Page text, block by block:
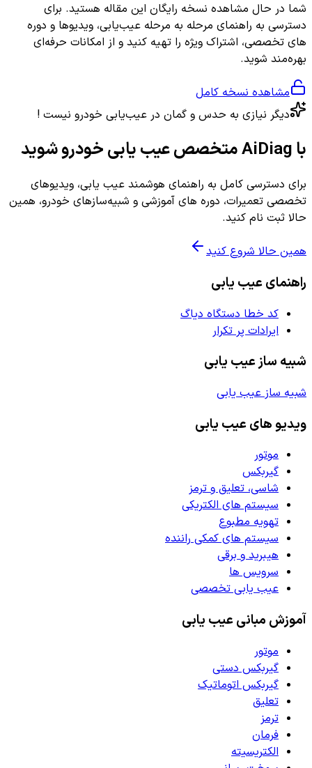
شما در حال مشاهده نسخه رایگان این مقاله هستید. برای
دسترسی به راهنمای مرحله به مرحله عیب‌یابی، ویدیوها و دوره
های تخصصی، اشتراک ویژه را تهیه کنید و از امکانات حرفه‌ای
بهره‌مند شوید.
مشاهده نسخه کامل
دیگر نیازی به حدس و گمان در عیب‌یابی خودرو نیست !
با AiDiag متخصص عیب یابی خودرو شوید
برای دسترسی کامل به راهنمای هوشمند عیب یابی، ویدیوهای
تخصصی تعمیرات، دوره های آموزشی و شبیه‌سازهای خودرو، همین
حالا ثبت نام کنید.
همین حالا شروع کنید
راهنمای عیب یابی
کد خطا دستگاه دیاگ
ایرادات پر تکرار
شبیه ساز عیب یابی
شبیه ساز عیب یابی
ویدیو های عیب یابی
موتور
گیربکس
شاسی، تعلیق و ترمز
سیستم های الکتریکی
تهویه مطبوع
سیستم های کمکی راننده
هیبرید و برقی
سرویس ها
عیب یابی تخصصی
آموزش مبانی عیب یابی
موتور
گیربکس دستی
گیربکس اتوماتیک
تعلیق
ترمز
فرمان
الکتریسیته